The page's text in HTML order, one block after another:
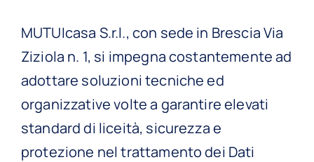
Contattaci
MUTUIcasa S.r.l., con sede in Brescia Via
Ziziola n. 1, si impegna costantemente ad
adottare soluzioni tecniche ed
organizzative volte a garantire elevati
standard di liceità, sicurezza e
protezione nel trattamento dei Dati